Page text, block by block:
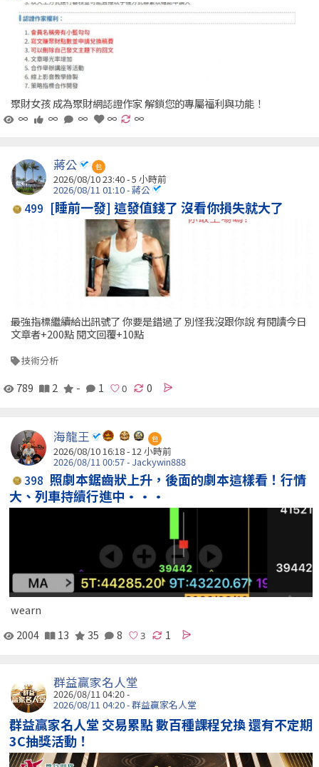
聚財女孩 成為聚財網認證作家 解鎖您的專屬福利與功能！
∞
∞ ∞ ∞ ∞
蔣公 包
2026/08/10 23:40 -5 小時前
2026/08/11 01:10 - 蔣公
499 [睡前一發] 這發值錢了 沒看你損失就大了
最強指標繼續給出訊號了 你要是錯過了 別怪我沒跟你說 有閱讀今日
文章者+200點 閱文回覆+10點
技術分析
789 2 - 1 0
海龍王 包
2026/08/10 16:18 -12 小時前
2026/08/11 00:57 - Jackywin888
398 照劇本鋸齒狀上升，後面的劇本這樣看！行情
大、列車持續行進中···
wearn
2004
13 35 8 1
群益贏家名人堂
2026/08/11 04:20 -
2026/08/11 04:20 - 群益贏家名人堂
群益贏家名人堂 交易累點 數百種課程兌換 還有不定期
3C抽獎活動！